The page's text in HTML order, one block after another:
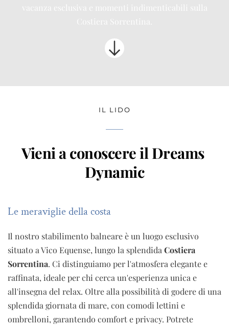
vacanza esclusiva e momenti indimenticabili sulla
Costiera Sorrentina.
IL LIDO
Vieni a conoscere il Dreams
Dynamic
Le meraviglie della costa
Il nostro stabilimento balneare è un luogo esclusivo
situato a Vico Equense, lungo la splendidaCostiera
Sorrentina. Ci distinguiamo per l'atmosfera elegante e
raffinata, ideale per chi cerca un'esperienza unica e
all'insegna del relax. Oltre alla possibilità di godere di una
splendida giornata di mare, con comodi lettini e
ombrelloni, garantendo comfort e privacy. Potrete